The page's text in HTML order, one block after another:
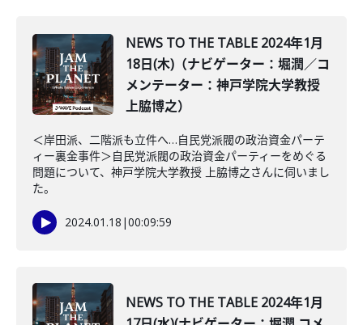
NEWS TO THE TABLE 2024年1月
18日(木)（ナビゲーター：堀潤／コ
メンテーター：神戸学院大学教授
上脇博之）
＜岸田派、二階派も立件へ…自民党派閥の政治資金パーテ
ィー裏金事件＞自民党派閥の政治資金パーティーをめぐる
問題について、神戸学院大学教授 上脇博之さんに伺いまし
た。
2024.01.18 |00:09:59
NEWS TO THE TABLE 2024年1月